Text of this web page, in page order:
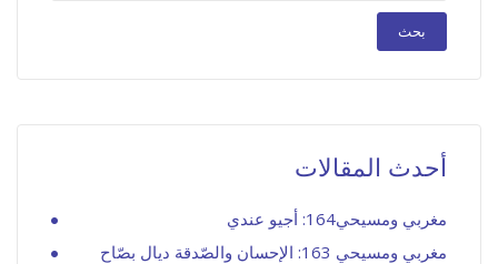
أحدث المقالات
مغربي ومسيحي164: أجيو عندي
مغربي ومسيحي 163: الإحسان والصّدقة ديال بصّاح